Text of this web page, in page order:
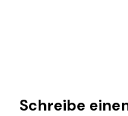
Schreibe